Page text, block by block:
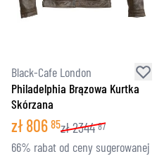
Black-Cafe London
Philadelphia Brązowa Kurtka
Skórzana
zł806 85zł2344 87
66% rabat od ceny sugerowanej